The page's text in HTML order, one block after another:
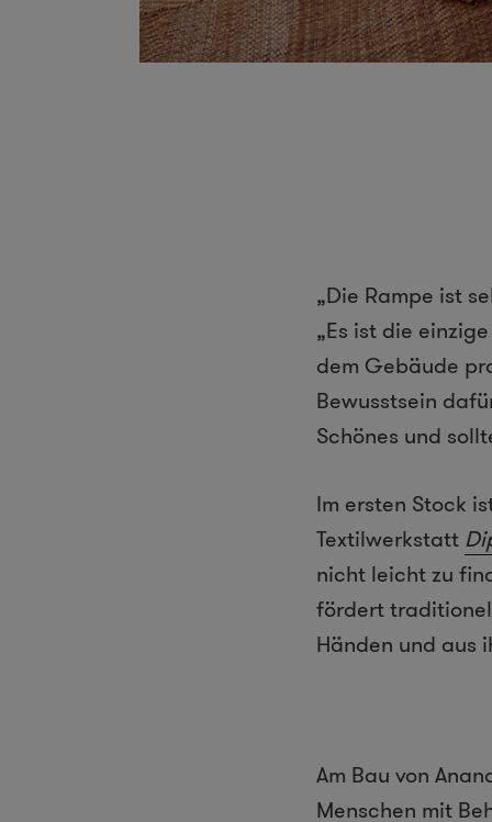
„Die Rampe ist
„Es ist die
dem Gebäude
Bewusstsein
Schönes und
Im ersten Stock
Textilwerkstatt
nicht leicht zu
fördert
Händen und aus
Am Bau von
Menschen mit